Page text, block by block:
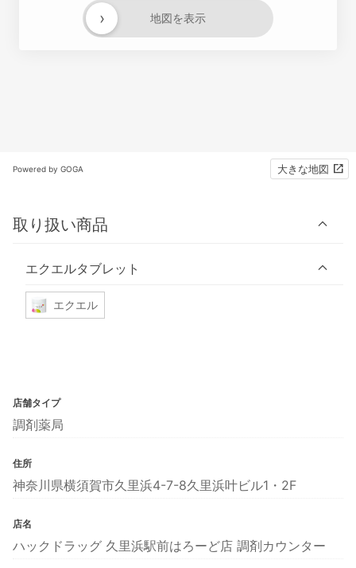
地図を表示
›
Powered by GOGA 大きな地図
取り扱い商品
エクエルタブレット
エクエル
店舗タイプ
調剤薬局
住所
神奈川県横須賀市久里浜4-7-8久里浜叶ビル1・2F
店名
ハックドラッグ 久里浜駅前はろーど店 調剤カウンター